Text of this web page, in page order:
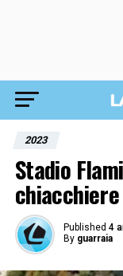
2023
Stadio
Published 4
By guarraia